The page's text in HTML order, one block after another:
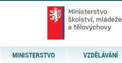
MINISTERSTVO VZDĚLÁVÁNÍ